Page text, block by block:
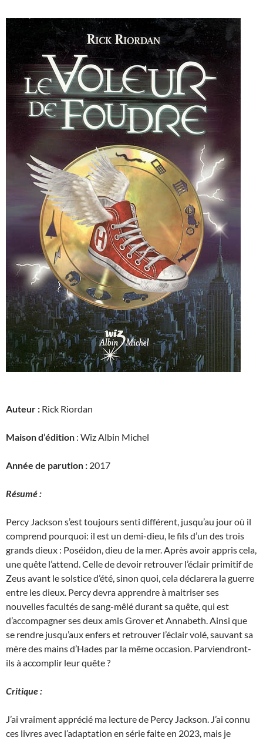
Auteur : Rick Riordan
Maison d’édition : Wiz Albin Michel
Année de parution : 2017
Résumé :
Percy Jackson s’est toujours senti différent, jusqu’au jour où il
comprend pourquoi: il est un demi-dieu, le fils d’un des trois
grands dieux : Poséidon, dieu de la mer. Après avoir appris cela,
une quête l’attend. Celle de devoir retrouver l’éclair primitif de
Zeus avant le solstice d’été, sinon quoi, cela déclarera la guerre
entre les dieux. Percy devra apprendre à maitriser ses
nouvelles facultés de sang-mêlé durant sa quête, qui est
d’accompagner ses deux amis Grover et Annabeth. Ainsi que
se rendre jusqu’aux enfers et retrouver l’éclair volé, sauvant sa
mère des mains d’Hades par la même occasion. Parviendront-
ils à accomplir leur quête ?
Critique :
J’ai vraiment apprécié ma lecture de Percy Jackson. J’ai connu
ces livres avec l’adaptation en série faite en 2023, mais je